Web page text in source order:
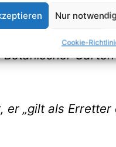
Nur
Cookie-
–
„gilt als